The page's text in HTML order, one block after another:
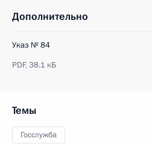
Дополнительно
Указ № 84
PDF,38.1 кБ
Темы
Госслужба